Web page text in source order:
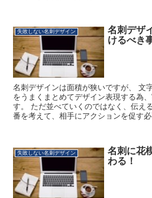
失敗しない名刺デザイン
名刺デザ
けるべき
名刺デザインは面積が狭いですが、 文
をうまくまとめてデザイン表現する為
す。 ただ並べていくのではなく、伝え
番を考えて、相手にアクションを促す必
失敗しない名刺デザイン
名刺に花
わる！